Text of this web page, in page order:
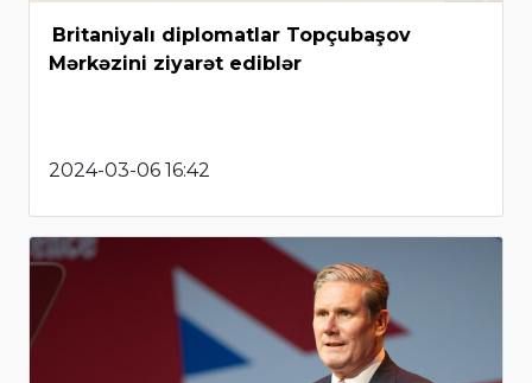
Britaniyalı diplomatlar Topçubaşov
Mərkəzini ziyarət ediblər
2024-03-06 16:42